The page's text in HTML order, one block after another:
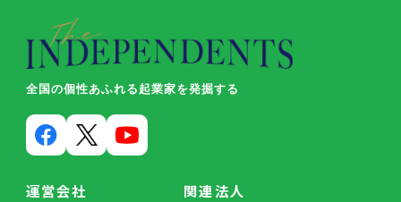
全国の個性あふれる起業家を発掘する
運営会社 関連法人